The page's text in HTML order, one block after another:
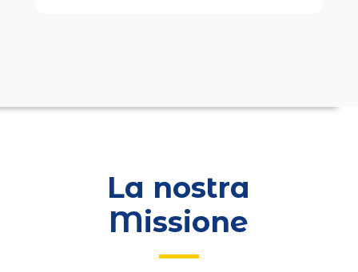
La nostra
Missione